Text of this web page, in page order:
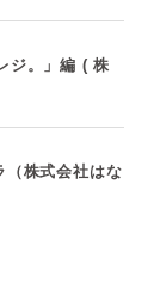
ジ。」編 ( 株
（株式会社はな